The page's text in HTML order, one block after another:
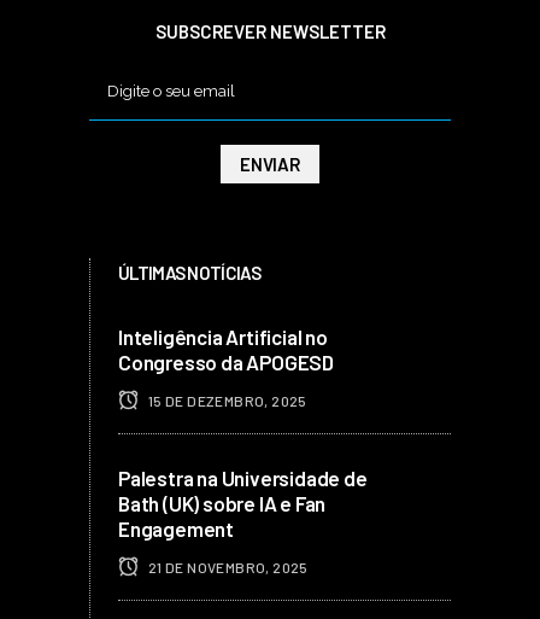
SUBSCREVER NEWSLETTER
ÚLTIMAS NOTÍCIAS
Inteligência Artificial no
Congresso da APOGESD
15 DE DEZEMBRO, 2025
Palestra na Universidade de
Bath (UK) sobre IA e Fan
Engagement
21 DE NOVEMBRO, 2025